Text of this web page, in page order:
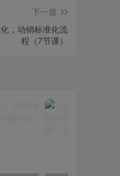
下一篇
，动销标准化流
程（7节课）